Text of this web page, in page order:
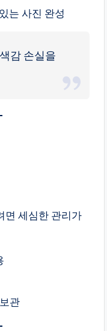
는 사진 완성
감 손실을
면 세심한 관리가
관